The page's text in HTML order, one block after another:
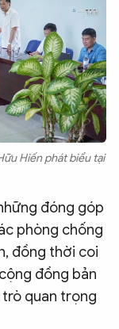
Hiến phát biểu tại
đóng góp
phòng chống
đồng thời coi
đồng bản
trò quan trọng